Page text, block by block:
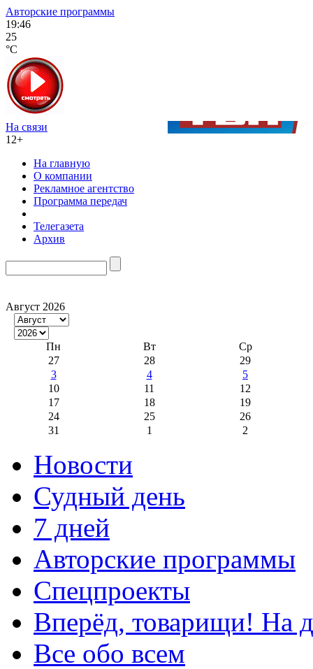
Авторские программы
19:46
25
°C
На связи
12+
На главную
О компании
Рекламное агентство
Программа передач
Телегазета
Архив
Август 2026
Пн Вт
Ср
27
28
29
3
4
5
10
11
12
17
18
19
24
25
26
31
1 2
Новости
Судный день
7 дней
Авторские программы
Спецпроекты
Вперёд, товарищи! На
Все обо всем